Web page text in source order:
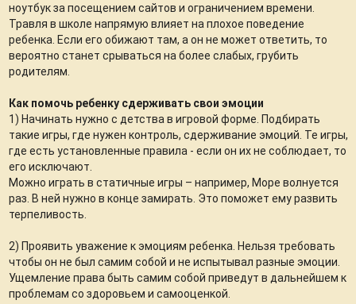
ноутбук за посещением сайтов и ограничением времени.
Травля в школе напрямую влияет на плохое поведение
ребенка. Если его обижают там, а он не может ответить, то
вероятно станет срываться на более слабых, грубить
родителям.
Как помочь ребенку сдерживать свои эмоции
1) Начинать нужно с детства в игровой форме. Подбирать
такие игры, где нужен контроль, сдерживание эмоций. Те игры,
где есть установленные правила - если он их не соблюдает, то
его исключают.
Можно играть в статичные игры – например, Море волнуется
раз. В ней нужно в конце замирать. Это поможет ему развить
терпеливость.
2) Проявить уважение к эмоциям ребенка. Нельзя требовать
чтобы он не был самим собой и не испытывал разные эмоции.
Ущемление права быть самим собой приведут в дальнейшем к
проблемам со здоровьем и самооценкой.